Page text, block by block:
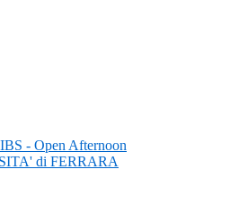
- Open Afternoon
di FERRARA